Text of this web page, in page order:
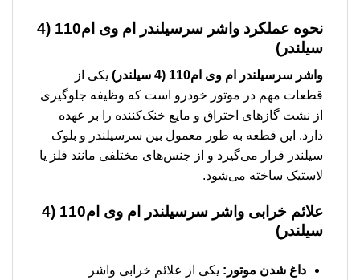
نحوه عملکرد
واشر سرسیلندر ام وی ام110 (4
سیلندر)
واشر سرسیلندر ام وی ام110 (4 سیلندر)
یکی از
قطعات مهم در موتور خودرو است که وظیفه جلوگیری
از نشت گازهای احتراق و مایع خنک‌کننده را بر عهده
دارد. این قطعه به طور معمول بین سرسیلندر و بلوک
سیلندر قرار می‌گیرد و از جنس‌های مختلفی مانند فلز یا
لاستیک ساخته می‌شود.
علائم خرابی
واشر سرسیلندر ام وی ام110 (4
سیلندر)
داغ شدن موتور: یکی از علائم خرابی واشر